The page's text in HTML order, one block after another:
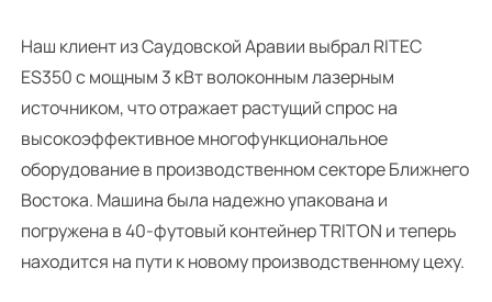
Наш клиент из Саудовской Аравии выбрал RITEC
ES350 с мощным 3 кВт волоконным лазерным
источником, что отражает растущий спрос на
высокоэффективное многофункциональное
оборудование в производственном секторе Ближнего
Востока. Машина была надежно упакована и
погружена в 40-футовый контейнер TRITON и теперь
находится на пути к новому производственному цеху.